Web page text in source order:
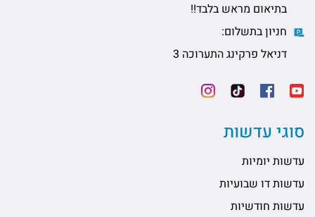
בתיאום מראש בלבד!!
חניון בתשלום:
דניאל פרקינג התערוכה 3
סוגי עדשות
עדשות יומיות
עדשות דו שבועיות
עדשות חודשיות